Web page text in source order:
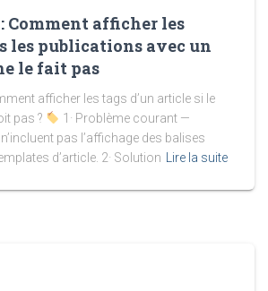
Comment afficher les
les publications avec un
le fait pas
afficher les tags d’un article si le
pas ?
1· Problème courant —
pas l’affichage des balises
d’article. 2· Solution
Lire la suite